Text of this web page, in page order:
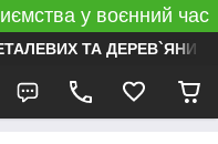
у воєнний час
ТА ДЕРЕВ`ЯНИХ